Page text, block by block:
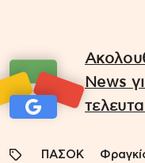
News
ΠΑΣΟΚ